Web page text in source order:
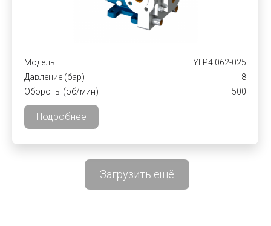
Модель
YLP4 062-025
Давление (бар)
8
Обороты (об/мин)
500
Подробнее
Загрузить ещё